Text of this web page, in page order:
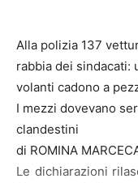
Alla polizia 137
rabbia dei sindacati:
volanti cadono a
I mezzi dovevano
clandestini
di ROMINA
Le dichiarazioni